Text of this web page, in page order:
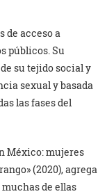
de acceso a
públicos. Su
su tejido social y
sexual y basada
las fases del
México: mujeres
(2020), agrega
de ellas